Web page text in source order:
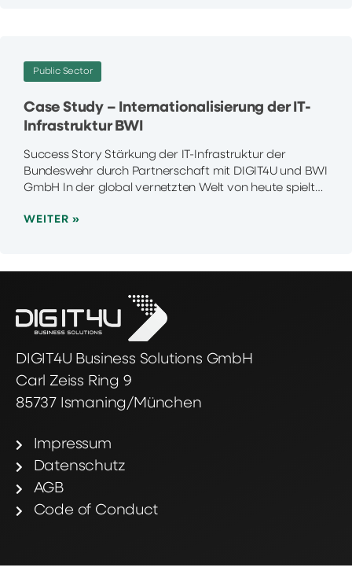
Public Sector
Case Study – Internationalisierung der IT-
Infrastruktur BWI
Success Story Stärkung der IT-Infrastruktur der
Bundeswehr durch Partnerschaft mit DIGIT4U und BWI
GmbH In der global vernetzten Welt von heute spielt…
WEITER »
DIGIT4U Business Solutions GmbH
Carl Zeiss Ring 9
85737 Ismaning/München
Impressum
Datenschutz
AGB
Code of Conduct